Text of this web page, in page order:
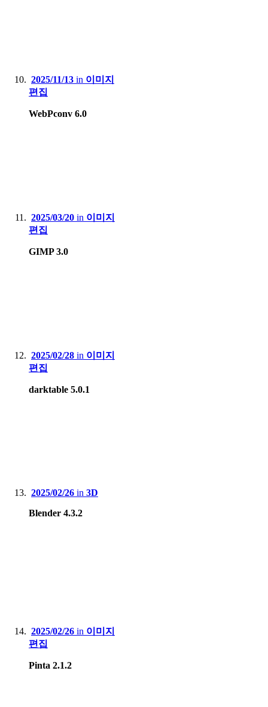
2025/11/13 in 이미지
편집
WebPconv 6.0
2025/03/20 in 이미지
편집
GIMP 3.0
2025/02/28 in 이미지
편집
darktable 5.0.1
2025/02/26 in 3D
Blender 4.3.2
2025/02/26 in 이미지
편집
Pinta 2.1.2